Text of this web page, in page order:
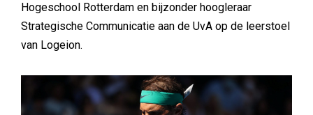
Hogeschool Rotterdam en bijzonder hoogleraar
Strategische Communicatie aan de UvA op de leerstoel
van Logeion.